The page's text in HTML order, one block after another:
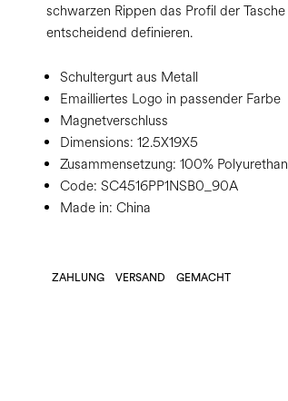
schwarzen Rippen das Profil der Tasche
entscheidend definieren.
Schultergurt aus Metall
Emailliertes Logo in passender Farbe
Magnetverschluss
Dimensions: 12.5X19X5
Zusammensetzung: 100% Polyurethan
Code: SC4516PP1NSB0_90A
Made in: China
ZAHLUNG VERSAND GEMACHT